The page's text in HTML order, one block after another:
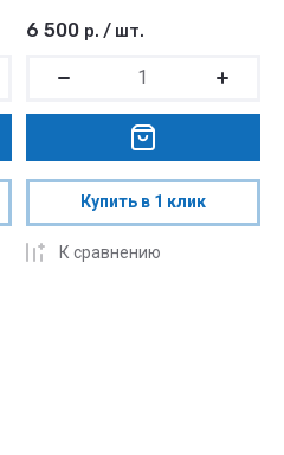
6 500 р. / шт.
Купить в 1 клик
К сравнению